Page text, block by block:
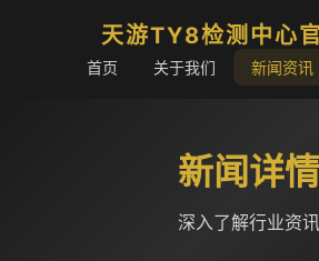
天游TY8检测中心
首页 关于我们 新闻资讯
新闻详情
深入了解行业资讯